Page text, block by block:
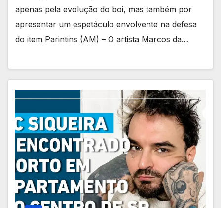
apenas pela evolução do boi, mas também por
apresentar um espetáculo envolvente na defesa
do item Parintins (AM) – O artista Marcos da…